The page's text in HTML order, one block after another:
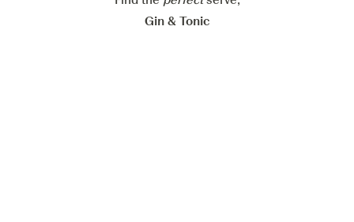
Gin & Tonic